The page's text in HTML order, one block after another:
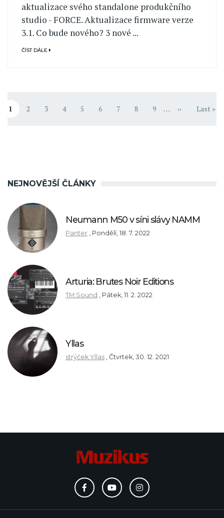
aktualizace svého standalone produkčního
studio - FORCE. Aktualizace firmware verze
3.1. Co bude nového? 3 nové ...
ČÍST DÁLE
Aktuální stránka
1 Stránka
2 Stránka
3 Stránka
4 Stránka
5 Stránka
6 Stránka
7 Stránka
8 Stránka
9 … Následující
›› Last »
NEJNOVĚJŠÍ ČLÁNKY
Neumann M50 v síni slávy NAMM
Panter , Pondělí, 18. 7. 2022
Arturia: Brutes Noir Editions
TM Sound , Pátek, 11. 2. 2022
Yllas
strýček Yllas , Čtvrtek, 30. 12. 2021